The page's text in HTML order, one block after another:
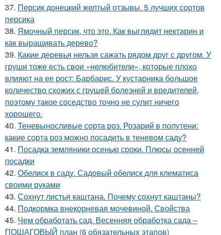
37. Персик донецкий желтый отзывы. 5 лучших сортов
персика
38. Ямочный персик, что это. Как выглядит нектарин и
как выращивать дерево?
39. Какие деревья нельзя сажать рядом друг с другом. У
груши тоже есть свои «нелюбители», которые плохо
влияют на ее рост: Барбарис. У кустарника большое
количество схожих с грушей болезней и вредителей,
поэтому такое соседство точно не сулит ничего
хорошего.
40. Теневыносливые сорта роз. Розарий в полутени:
какие сорта роз можно посадить в теневом саду?
41. Посадка земляники осенью сроки. Плюсы осенней
посадки
42. Обелиск в саду. Садовый обелиск для клематиса
своими руками
43. Сохнут листья каштана. Почему сохнут каштаны?
44. Подкормка внекорневая мочевиной. Свойства
45. Чем обработать сад. Весенняя обработка сада –
ПОШАГОВЫЙ план (6 обязательных этапов)